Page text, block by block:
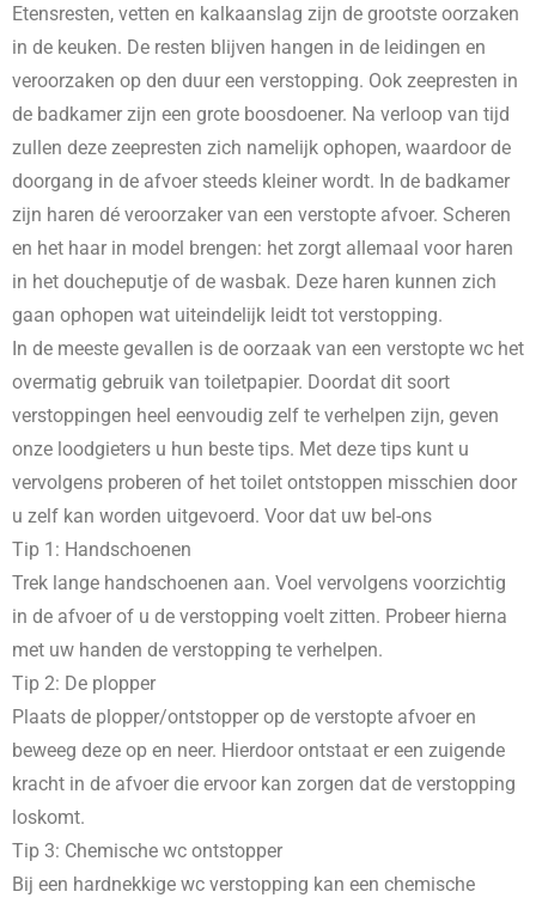
Etensresten, vetten en kalkaanslag zijn de grootste oorzaken
in de keuken. De resten blijven hangen in de leidingen en
veroorzaken op den duur een verstopping. Ook zeepresten in
de badkamer zijn een grote boosdoener. Na verloop van tijd
zullen deze zeepresten zich namelijk ophopen, waardoor de
doorgang in de afvoer steeds kleiner wordt. In de badkamer
zijn haren dé veroorzaker van een verstopte afvoer. Scheren
en het haar in model brengen: het zorgt allemaal voor haren
in het doucheputje of de wasbak. Deze haren kunnen zich
gaan ophopen wat uiteindelijk leidt tot verstopping.
In de meeste gevallen is de oorzaak van een verstopte wc het
overmatig gebruik van toiletpapier. Doordat dit soort
verstoppingen heel eenvoudig zelf te verhelpen zijn, geven
onze loodgieters u hun beste tips. Met deze tips kunt u
vervolgens proberen of het toilet ontstoppen misschien door
u zelf kan worden uitgevoerd. Voor dat uw bel-ons
Tip 1: Handschoenen
Trek lange handschoenen aan. Voel vervolgens voorzichtig
in de afvoer of u de verstopping voelt zitten. Probeer hierna
met uw handen de verstopping te verhelpen.
Tip 2: De plopper
Plaats de plopper/ontstopper op de verstopte afvoer en
beweeg deze op en neer. Hierdoor ontstaat er een zuigende
kracht in de afvoer die ervoor kan zorgen dat de verstopping
loskomt.
Tip 3: Chemische wc ontstopper
Bij een hardnekkige wc verstopping kan een chemische